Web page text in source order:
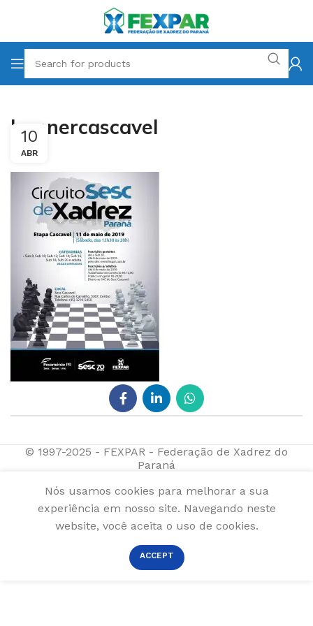
bannercascavel
10
ABR
© 1997-2025 - FEXPAR - Federação de Xadrez do
Paraná
Nós usamos cookies para melhorar a sua
experiência em nosso site. Navegando neste
website, você aceita o uso de cookies.
ACCEPT